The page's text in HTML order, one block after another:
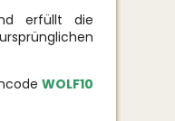
erfüllt die
WOLF10